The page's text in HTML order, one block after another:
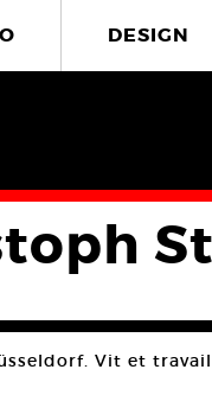
DESIGN
Vit et